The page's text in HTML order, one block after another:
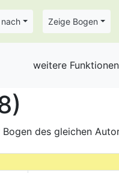
Zeige Bogen
weitere
des gleichen